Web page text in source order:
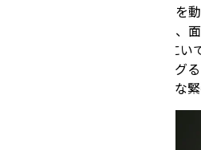
自分のソフトウェアが車を
トに味わえる機会が多く、
ML系のアプリと車の間に
ソフトウェアなので、バグ
ます、楽しさの中に適度な